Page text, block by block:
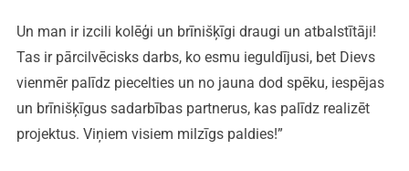
Un man ir izcili kolēģi un brīnišķīgi draugi un atbalstītāji!
Tas ir pārcilvēcisks darbs, ko esmu ieguldījusi, bet Dievs
vienmēr palīdz piecelties un no jauna dod spēku, iespējas
un brīnišķīgus sadarbības partnerus, kas palīdz realizēt
projektus. Viņiem visiem milzīgs paldies!”